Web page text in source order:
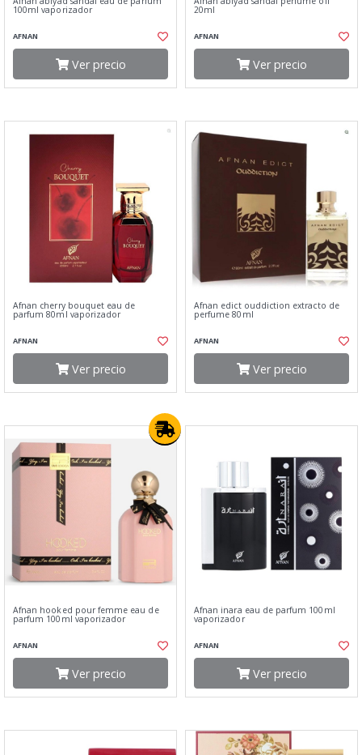
100ml vaporizador
AFNAN
Ver precio
20ml
AFNAN
Ver precio
Afnan cherry bouquet eau de
parfum 80ml vaporizador
AFNAN
Ver precio
Afnan edict ouddiction extracto de
perfume 80ml
AFNAN
Ver precio
Afnan hooked pour femme eau de
parfum 100ml vaporizador
AFNAN
Ver precio
Afnan inara eau de parfum 100ml
vaporizador
AFNAN
Ver precio